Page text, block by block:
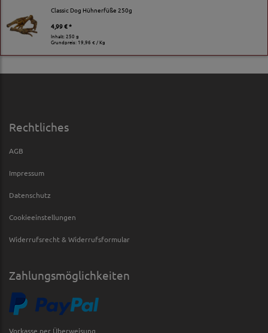
Classic Dog Hühnerfüße 250g
4,99 € *
Inhalt: 250 g
Grundpreis:19,96 € / Kg
Rechtliches
AGB
Impressum
Datenschutz
Cookieeinstellungen
Widerrufsrecht & Widerrufsformular
Zahlungsmöglichkeiten
Vorkasse per Überweisung